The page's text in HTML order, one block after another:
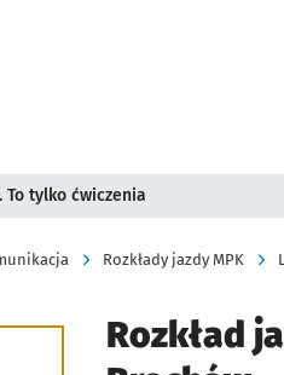
To tylko ćwiczenia
Rozkłady jazdy MPK
Rozkład